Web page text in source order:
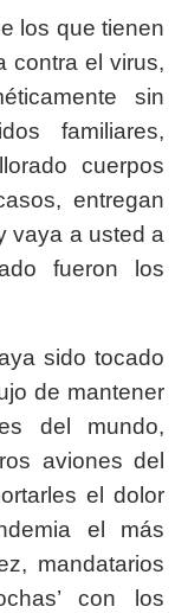
los que tienen
contra el virus,
sin
familiares,
cuerpos
entregan
vaya a usted a
fueron los
sido tocado
de mantener
del mundo,
aviones del
el dolor
el más
mandatarios
con los